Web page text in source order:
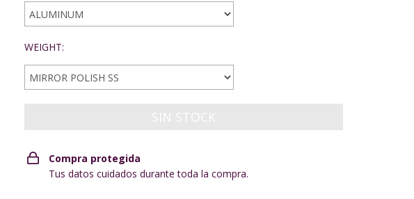
WEIGHT:
Compra protegida
Tus datos cuidados durante toda la compra.